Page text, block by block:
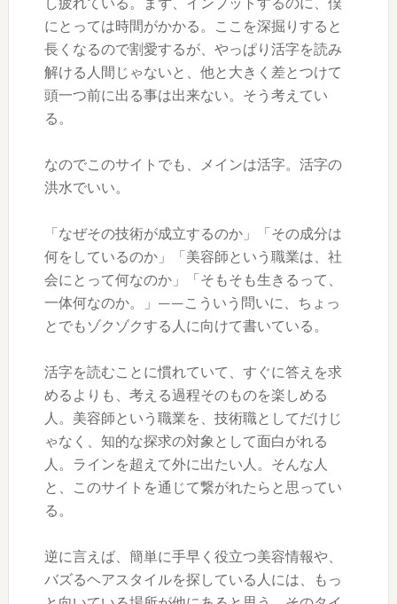
にとっては時間がかかる。ここを深掘りすると
長くなるので割愛するが、やっぱり活字を読み
解ける人間じゃないと、他と大きく差とつけて
頭一つ前に出る事は出来ない。そう考えてい
る。
なのでこのサイトでも、メインは活字。活字の
洪水でいい。
「なぜその技術が成立するのか」「その成分は
何をしているのか」「美容師という職業は、社
会にとって何なのか」「そもそも生きるって、
一体何なのか。」——こういう問いに、ちょっ
とでもゾクゾクする人に向けて書いている。
活字を読むことに慣れていて、すぐに答えを求
めるよりも、考える過程そのものを楽しめる
人。美容師という職業を、技術職としてだけじ
ゃなく、知的な探求の対象として面白がれる
人。ラインを超えて外に出たい人。そんな人
と、このサイトを通じて繋がれたらと思ってい
る。
逆に言えば、簡単に手早く役立つ美容情報や、
バズるヘアスタイルを探している人には、もっ